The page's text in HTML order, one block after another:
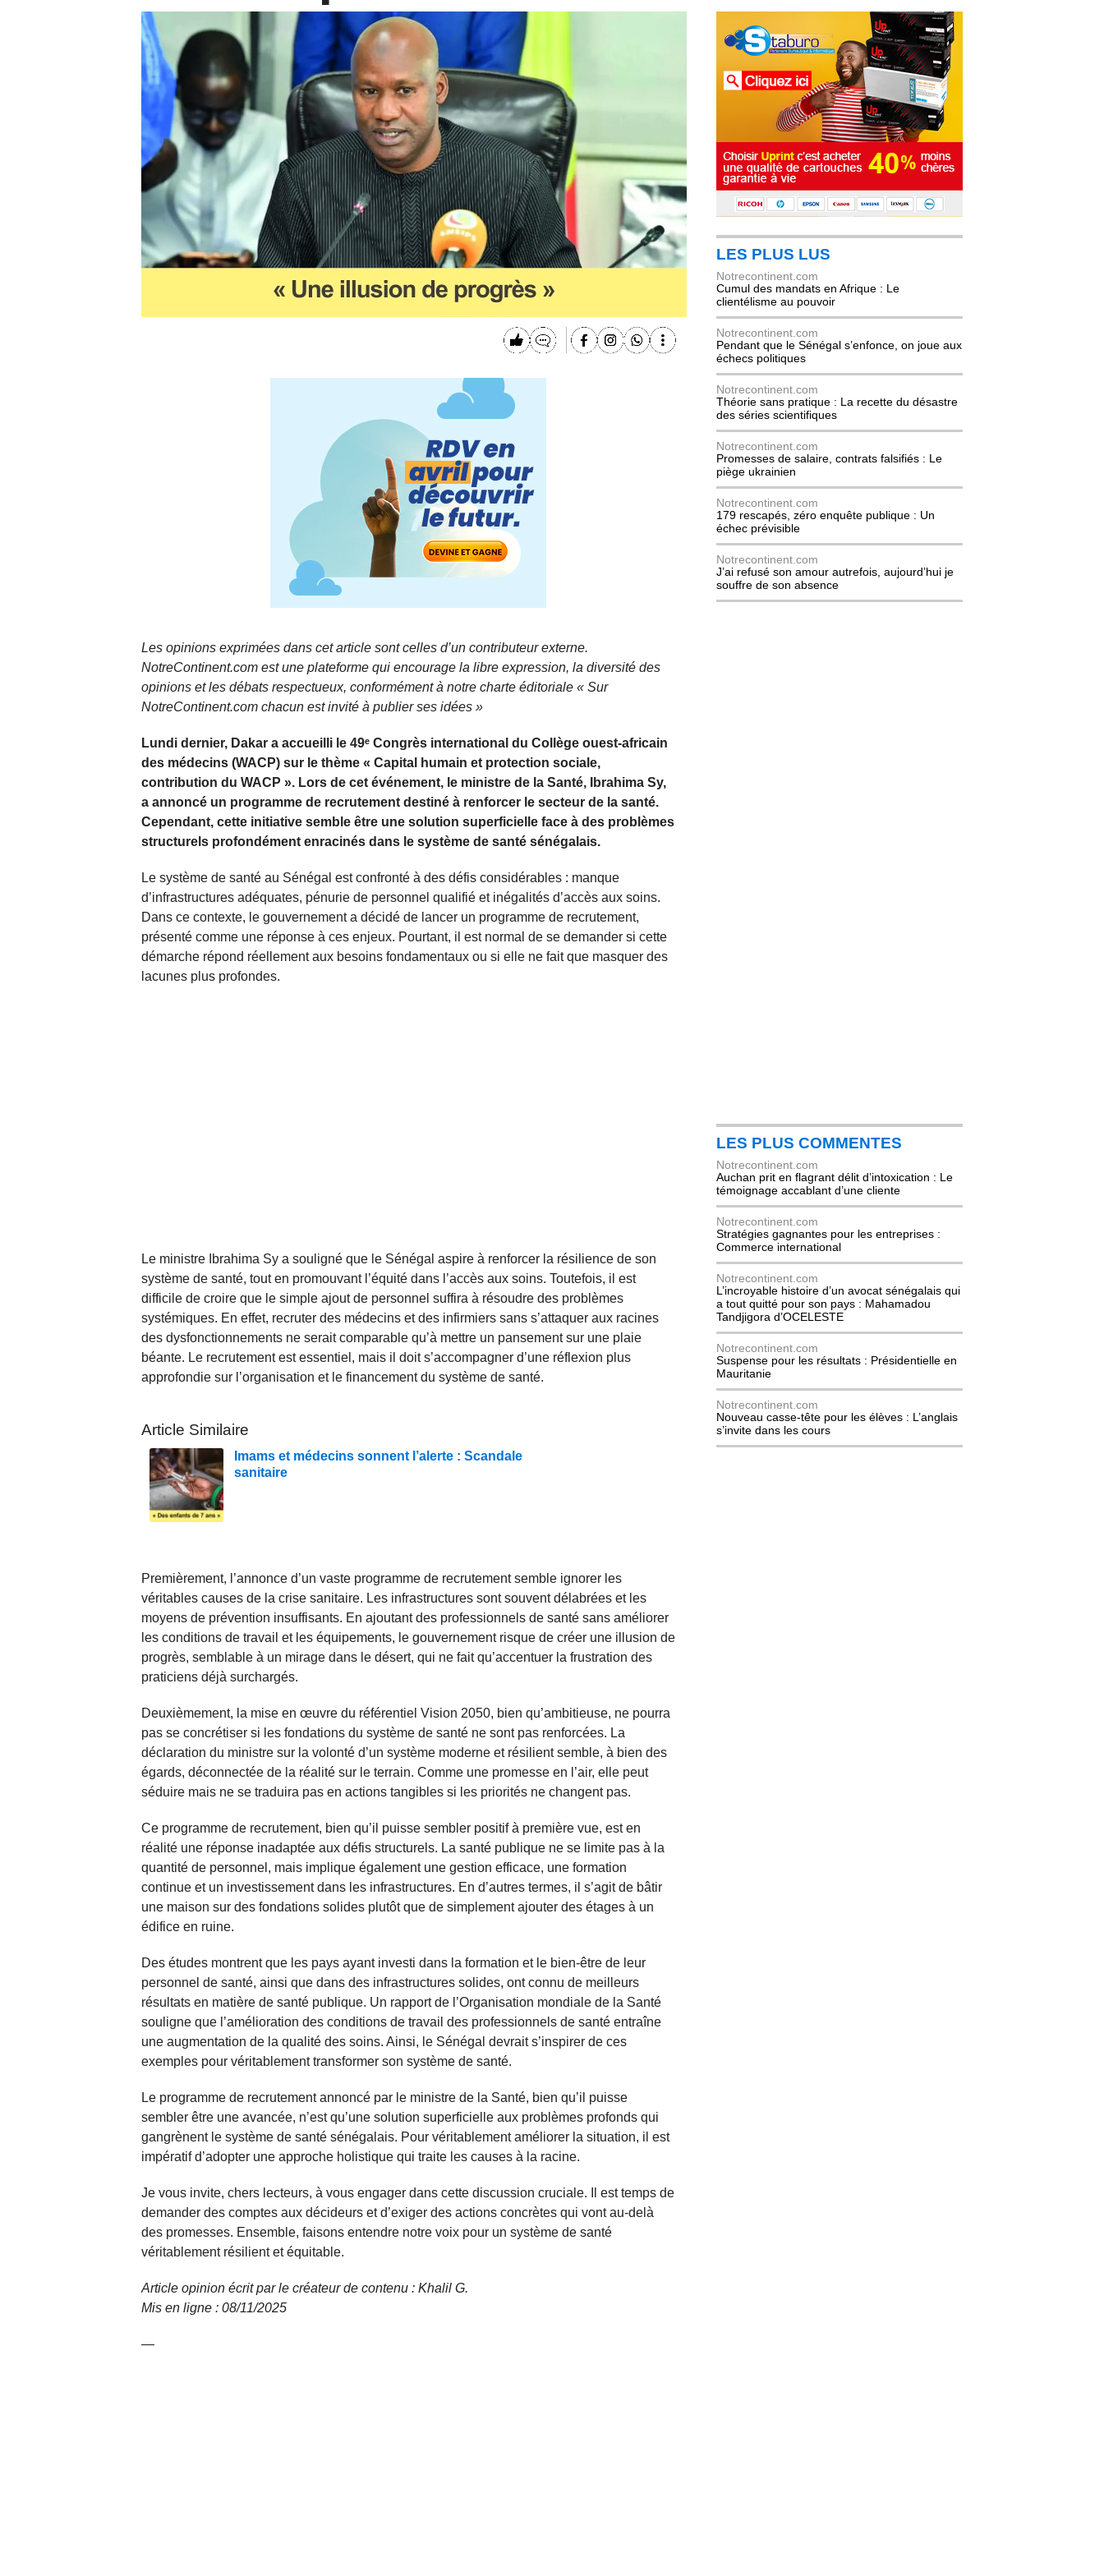
Les opinions exprimées dans cet article sont celles d’un contributeur externe.
NotreContinent.com est une plateforme qui encourage la libre expression, la diversité des
opinions et les débats respectueux, conformément à notre charte éditoriale « Sur
NotreContinent.com chacun est invité à publier ses idées »
Lundi dernier, Dakar a accueilli le 49ᵉ Congrès international du Collège ouest-africain
des médecins (WACP) sur le thème « Capital humain et protection sociale,
contribution du WACP ». Lors de cet événement, le ministre de la Santé, Ibrahima Sy,
a annoncé un programme de recrutement destiné à renforcer le secteur de la santé.
Cependant, cette initiative semble être une solution superficielle face à des problèmes
structurels profondément enracinés dans le système de santé sénégalais.
Le système de santé au Sénégal est confronté à des défis considérables : manque
d’infrastructures adéquates, pénurie de personnel qualifié et inégalités d’accès aux soins.
Dans ce contexte, le gouvernement a décidé de lancer un programme de recrutement,
présenté comme une réponse à ces enjeux. Pourtant, il est normal de se demander si cette
démarche répond réellement aux besoins fondamentaux ou si elle ne fait que masquer des
lacunes plus profondes.
Le ministre Ibrahima Sy a souligné que le Sénégal aspire à renforcer la résilience de son
système de santé, tout en promouvant l’équité dans l’accès aux soins. Toutefois, il est
difficile de croire que le simple ajout de personnel suffira à résoudre des problèmes
systémiques. En effet, recruter des médecins et des infirmiers sans s’attaquer aux racines
des dysfonctionnements ne serait comparable qu’à mettre un pansement sur une plaie
béante. Le recrutement est essentiel, mais il doit s’accompagner d’une réflexion plus
approfondie sur l’organisation et le financement du système de santé.
Article Similaire
Imams et médecins sonnent l’alerte : Scandale
sanitaire
Premièrement, l’annonce d’un vaste programme de recrutement semble ignorer les
véritables causes de la crise sanitaire. Les infrastructures sont souvent délabrées et les
moyens de prévention insuffisants. En ajoutant des professionnels de santé sans améliorer
les conditions de travail et les équipements, le gouvernement risque de créer une illusion de
progrès, semblable à un mirage dans le désert, qui ne fait qu’accentuer la frustration des
praticiens déjà surchargés.
Deuxièmement, la mise en œuvre du référentiel Vision 2050, bien qu’ambitieuse, ne pourra
pas se concrétiser si les fondations du système de santé ne sont pas renforcées. La
déclaration du ministre sur la volonté d’un système moderne et résilient semble, à bien des
égards, déconnectée de la réalité sur le terrain. Comme une promesse en l’air, elle peut
séduire mais ne se traduira pas en actions tangibles si les priorités ne changent pas.
Ce programme de recrutement, bien qu’il puisse sembler positif à première vue, est en
réalité une réponse inadaptée aux défis structurels. La santé publique ne se limite pas à la
quantité de personnel, mais implique également une gestion efficace, une formation
continue et un investissement dans les infrastructures. En d’autres termes, il s’agit de bâtir
une maison sur des fondations solides plutôt que de simplement ajouter des étages à un
édifice en ruine.
Des études montrent que les pays ayant investi dans la formation et le bien-être de leur
personnel de santé, ainsi que dans des infrastructures solides, ont connu de meilleurs
résultats en matière de santé publique. Un rapport de l’Organisation mondiale de la Santé
souligne que l’amélioration des conditions de travail des professionnels de santé entraîne
une augmentation de la qualité des soins. Ainsi, le Sénégal devrait s’inspirer de ces
exemples pour véritablement transformer son système de santé.
Le programme de recrutement annoncé par le ministre de la Santé, bien qu’il puisse
sembler être une avancée, n’est qu’une solution superficielle aux problèmes profonds qui
gangrènent le système de santé sénégalais. Pour véritablement améliorer la situation, il est
impératif d’adopter une approche holistique qui traite les causes à la racine.
Je vous invite, chers lecteurs, à vous engager dans cette discussion cruciale. Il est temps de
demander des comptes aux décideurs et d’exiger des actions concrètes qui vont au-delà
des promesses. Ensemble, faisons entendre notre voix pour un système de santé
véritablement résilient et équitable.
Article opinion écrit par le créateur de contenu : Khalil G.
Mis en ligne : 08/11/2025
—
LES PLUS LUS
Notrecontinent.com
Cumul des mandats en Afrique : Le
clientélisme au pouvoir
Notrecontinent.com
Pendant que le Sénégal s’enfonce, on joue aux
échecs politiques
Notrecontinent.com
Théorie sans pratique : La recette du désastre
des séries scientifiques
Notrecontinent.com
Promesses de salaire, contrats falsifiés : Le
piège ukrainien
Notrecontinent.com
179 rescapés, zéro enquête publique : Un
échec prévisible
Notrecontinent.com
J’ai refusé son amour autrefois, aujourd’hui je
souffre de son absence
LES PLUS COMMENTES
Notrecontinent.com
Auchan prit en flagrant délit d’intoxication : Le
témoignage accablant d’une cliente
Notrecontinent.com
Stratégies gagnantes pour les entreprises :
Commerce international
Notrecontinent.com
L’incroyable histoire d’un avocat sénégalais qui
a tout quitté pour son pays : Mahamadou
Tandjigora d’OCELESTE
Notrecontinent.com
Suspense pour les résultats : Présidentielle en
Mauritanie
Notrecontinent.com
Nouveau casse-tête pour les élèves : L’anglais
s’invite dans les cours